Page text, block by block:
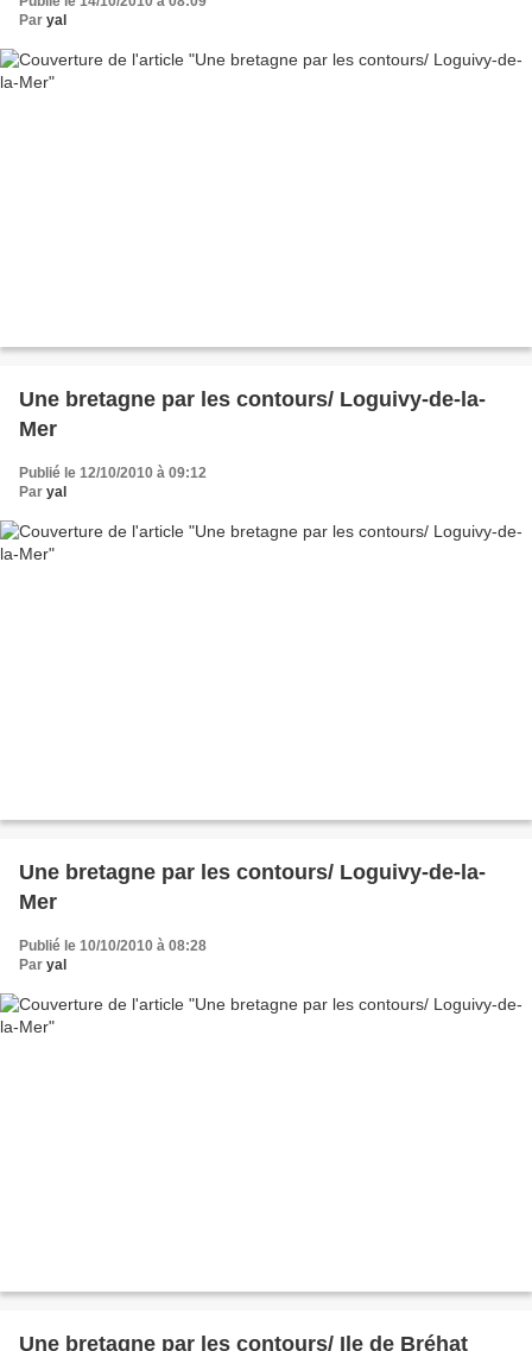
Par yal
Une bretagne par les contours/ Loguivy-de-la-
Mer
Publié le 12/10/2010 à 09:12
Par yal
Une bretagne par les contours/ Loguivy-de-la-
Mer
Publié le 10/10/2010 à 08:28
Par yal
Une bretagne par les contours/ Ile de Bréhat